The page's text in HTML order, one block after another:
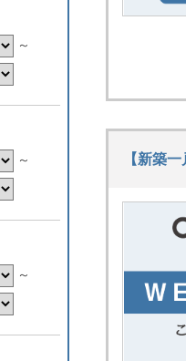
～
～
～
【新築